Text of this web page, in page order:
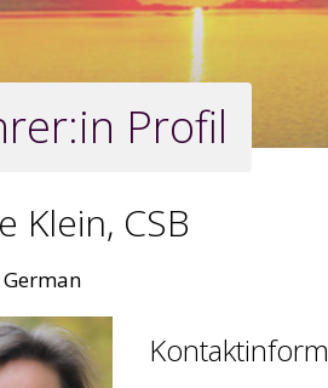
Profil
Klein, CSB
German